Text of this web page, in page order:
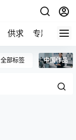
供求 专题 导航
全部标签 中国作品